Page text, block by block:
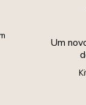
Um